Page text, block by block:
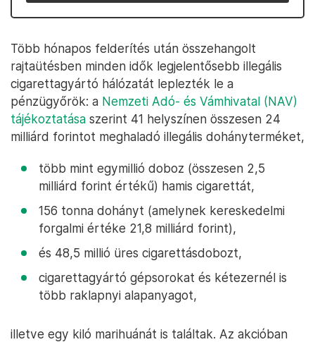
Több hónapos felderítés után összehangolt
rajtaütésben minden idők legjelentősebb illegális
cigarettagyártó hálózatát leplezték le a
pénzügyőrök: a Nemzeti Adó- és Vámhivatal (NAV)
tájékoztatása szerint 41 helyszínen összesen 24
milliárd forintot meghaladó illegális dohányterméket,
több mint egymillió doboz (összesen 2,5
milliárd forint értékű) hamis cigarettát,
156 tonna dohányt (amelynek kereskedelmi
forgalmi értéke 21,8 milliárd forint),
és 48,5 millió üres cigarettásdobozt,
cigarettagyártó gépsorokat és kétezernél is
több raklapnyi alapanyagot,
illetve egy kiló marihuánát is találtak. Az akcióban